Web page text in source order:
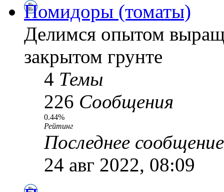
Помидоры (томаты)
Делимся опытом
закрытом грунте
4 Темы
226 Сообщения
0.44%
Рейтинг
Последнее сообщение
24 авг 2022, 08:09